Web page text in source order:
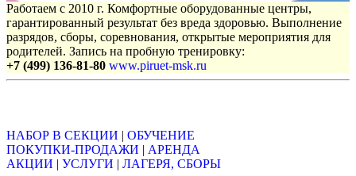
Работаем с 2010 г. Комфортные оборудованные центры,
гарантированный результат без вреда здоровью. Выполнение
разрядов, сборы, соревнования, открытые мероприятия для
родителей. Запись на пробную тренировку:
+7 (499) 136-81-80 www.piruet-msk.ru
НАБОР В СЕКЦИИ | ОБУЧЕНИЕ
ПОКУПКИ-ПРОДАЖИ | АРЕНДА
АКЦИИ | УСЛУГИ | ЛАГЕРЯ, СБОРЫ